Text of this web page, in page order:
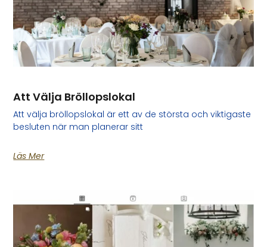
Att Välja Bröllopslokal
Att välja bröllopslokal är ett av de största och viktigaste
besluten när man planerar sitt
Läs Mer